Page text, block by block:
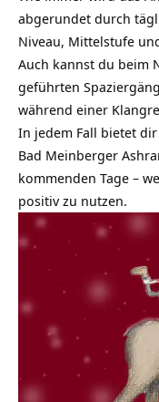
abgerundet durch
Niveau, Mittelstufe
Auch kannst du beim
geführten
während einer
In jedem Fall bietet
Bad Meinberger
kommenden Tage –
positiv zu nutzen.